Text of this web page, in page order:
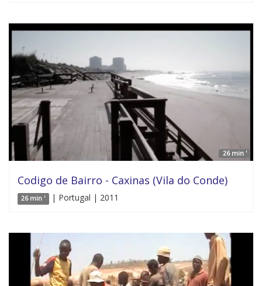
26 min '
Codigo de Bairro - Caxinas (Vila do Conde)
26 min ' | Portugal | 2011